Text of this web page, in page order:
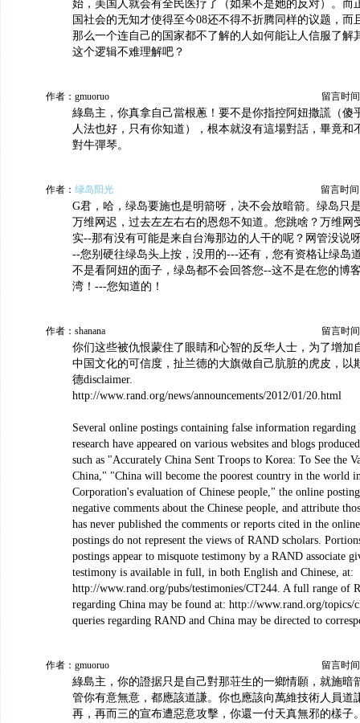
始，美国人就会有全民医疗了（如果不是她的反对）。而
国社会的无知才使得至今08还不得不折腾同样的议题，而
那么一个连自己的国家都不了解的人如何能让人信服了解
这个逻辑不难理解吧？
作者：gmuoruo 留言时
綠島主，你真拿自己當根蔥！要不是你指控阿妞撒謊（傻
人法也好，只有你知道），根本就沒有這場對話，畢竟和
對牛彈琴。
作者： 绿岛阳光 留言时间
G君，哈，绿岛要施也是明箭呀，决不会放暗箭。绿岛只
万维网迟，过去左左右右的恩怨不知道。您跳啥？万维网
实--那有没有可能是来自台海那边的人干的呢？网管没说
--您别硬往绿岛头上按，没用的---还有，您有资格让绿岛
不是看阿妞的面子，绿岛都不会回答您--这不是在您的博
湾！---您知道的！
作者：shanana 留言时
你们这些被仇恨蒙住了眼睛和心智的反华人士，为了增加
中国文化的可信度，扯兰德的大旗做自己肮脏的虎皮，以
德disclaimer.
http://www.rand.org/news/announcements/2012/01/20.html
Several online postings containing false information
research have appeared on various websites and blogs
such as "Accurately China Sent Troops to Korea: To See the
China," "China will become the poorest country in the world
Corporation's evaluation of Chinese people," the online
negative comments about the Chinese people, and attribute
has never published the comments or reports cited in the
postings do not represent the views of RAND scholars.
postings appear to misquote testimony by a RAND associate
testimony is available in full, in both English and Chinese, at:
http://www.rand.org/pubs/testimonies/CT244. A full range of
regarding China may be found at: http://www.rand.org/topics/
queries regarding RAND and China may be directed to
作者：gmuoruo 留言时
綠島主，你的證据只是自己對那荘生的一鄉情願，就施暗
管你有意無意，都應該道謙。你也應該向萬維技術人員道
再，再而三的宣布遭惡意攻擊，你還一付天真無邪的樣子